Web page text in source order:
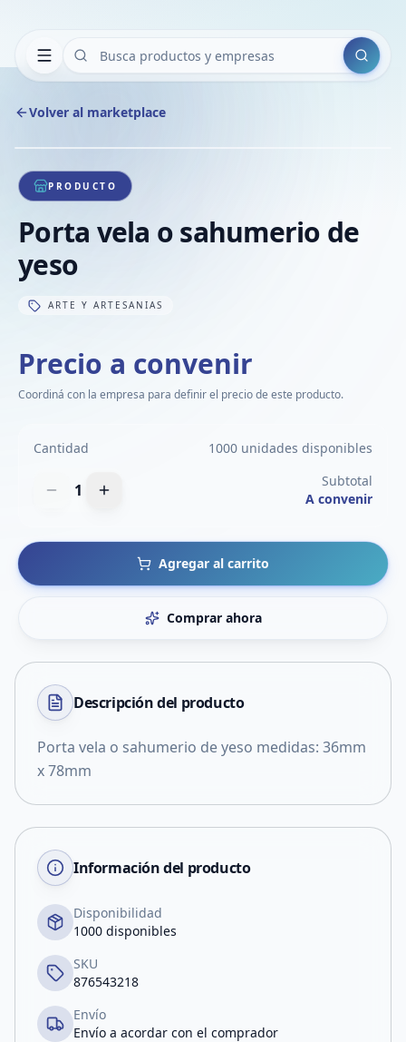
Buscar
Volver al marketplace
1/1
PRODUCTO
Porta vela o sahumerio de
yeso
ARTE Y ARTESANIAS
Precio a convenir
Coordiná con la empresa para definir el precio de este producto.
Cantidad 1000 unidades disponibles
1
Subtotal
A convenir
Agregar al carrito
Comprar ahora
Descripción del producto
Porta vela o sahumerio de yeso medidas: 36mm
x 78mm
Información del producto
Disponibilidad
1000 disponibles
SKU
876543218
Envío
Envío a acordar con el comprador